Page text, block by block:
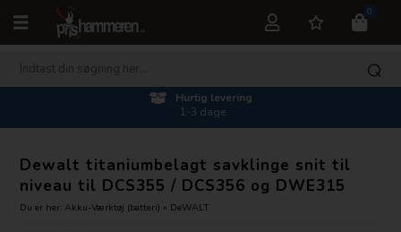
0
Hurtig levering
1-3 dage
Dewalt titaniumbelagt savklinge snit til
niveau til DCS355 / DCS356 og DWE315
Du er her:Akku-Værktøj (batteri) » DeWALT